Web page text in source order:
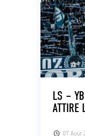
07 Août
LS –
ATTIRE